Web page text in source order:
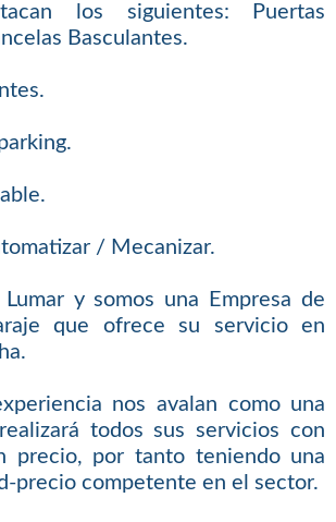
los siguientes: Puertas
Basculantes.
/ Mecanizar.
Lumar y somos una Empresa de
que ofrece su servicio en
nos avalan como una
todos sus servicios con
precio, por tanto teniendo una
precio competente en el sector.